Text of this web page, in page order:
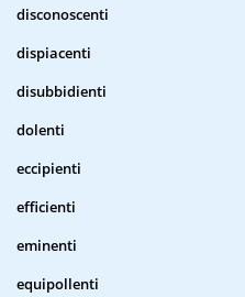
disconoscenti
dispiacenti
disubbidienti
dolenti
eccipienti
efficienti
eminenti
equipollenti